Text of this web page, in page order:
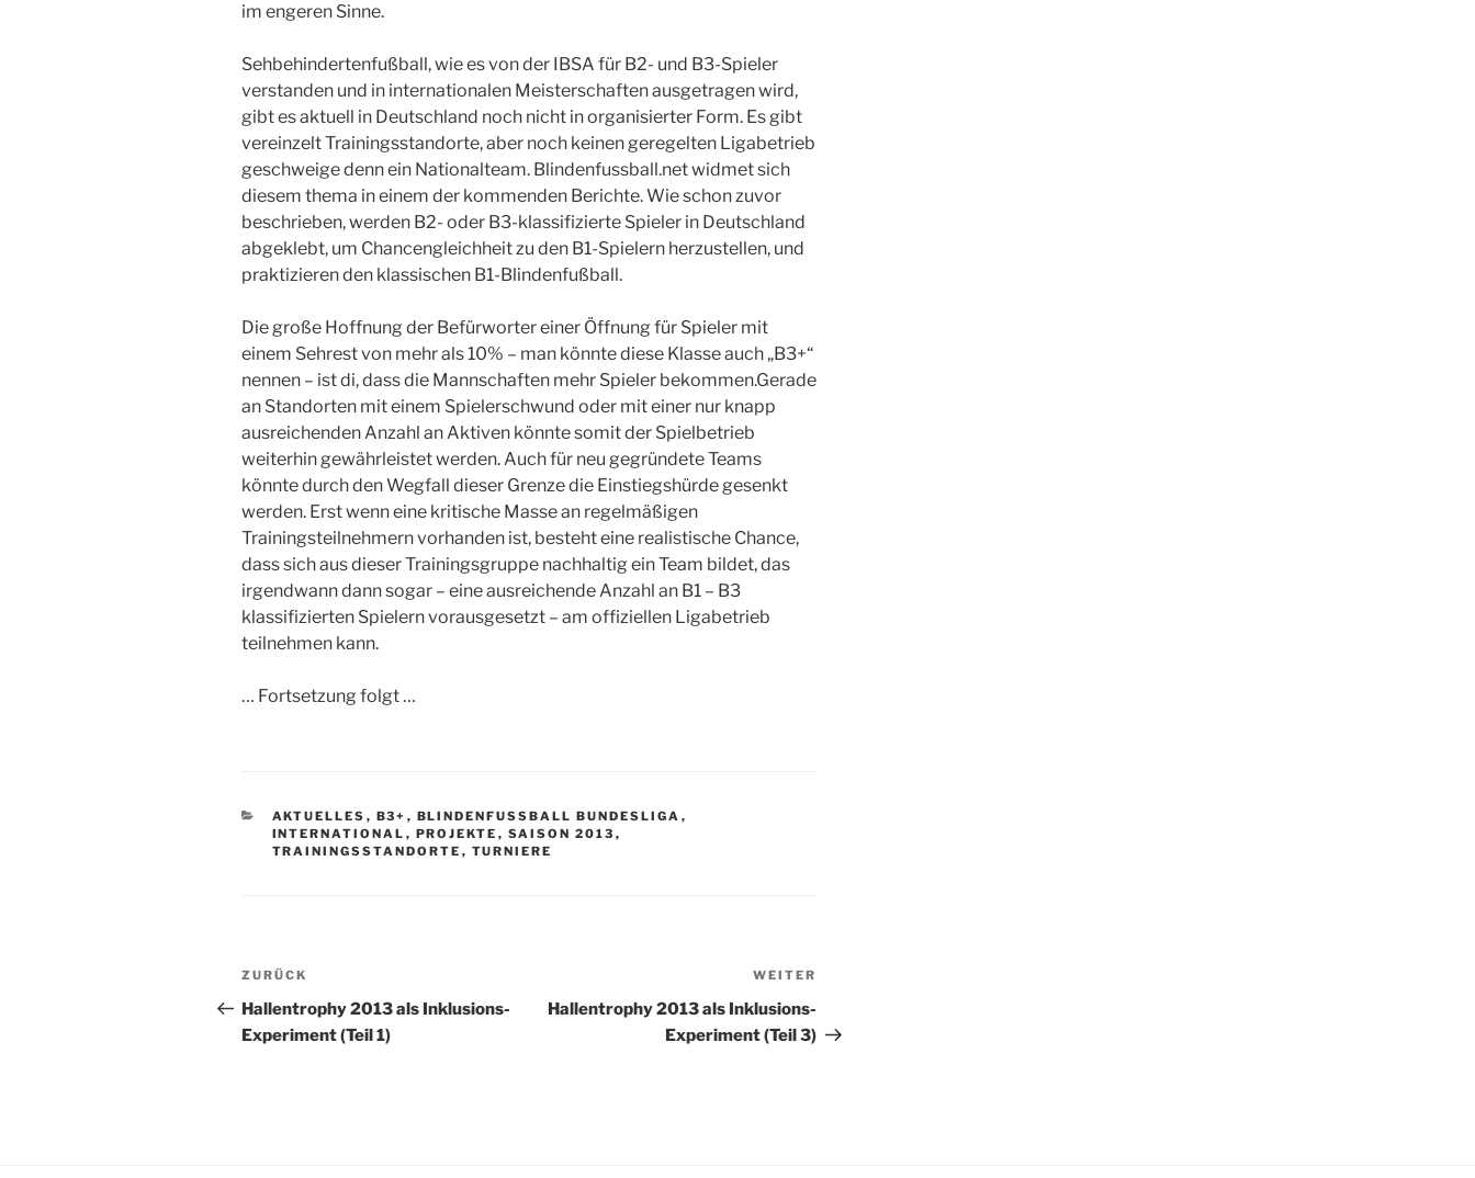
im engeren Sinne.
Sehbehindertenfußball, wie es von der IBSA für B2- und B3-Spieler
verstanden und in internationalen Meisterschaften ausgetragen wird,
gibt es aktuell in Deutschland noch nicht in organisierter Form. Es gibt
vereinzelt Trainingsstandorte, aber noch keinen geregelten Ligabetrieb
geschweige denn ein Nationalteam. Blindenfussball.net widmet sich
diesem thema in einem der kommenden Berichte. Wie schon zuvor
beschrieben, werden B2- oder B3-klassifizierte Spieler in Deutschland
abgeklebt, um Chancengleichheit zu den B1-Spielern herzustellen, und
praktizieren den klassischen B1-Blindenfußball.
Die große Hoffnung der Befürworter einer Öffnung für Spieler mit
einem Sehrest von mehr als 10% – man könnte diese Klasse auch „B3+“
nennen – ist di, dass die Mannschaften mehr Spieler bekommen.Gerade
an Standorten mit einem Spielerschwund oder mit einer nur knapp
ausreichenden Anzahl an Aktiven könnte somit der Spielbetrieb
weiterhin gewährleistet werden. Auch für neu gegründete Teams
könnte durch den Wegfall dieser Grenze die Einstiegshürde gesenkt
werden. Erst wenn eine kritische Masse an regelmäßigen
Trainingsteilnehmern vorhanden ist, besteht eine realistische Chance,
dass sich aus dieser Trainingsgruppe nachhaltig ein Team bildet, das
irgendwann dann sogar – eine ausreichende Anzahl an B1 – B3
klassifizierten Spielern vorausgesetzt – am offiziellen Ligabetrieb
teilnehmen kann.
… Fortsetzung folgt …
KATEGORIEN
AKTUELLES , B3+ , BLINDENFUSSBALL BUNDESLIGA
,
INTERNATIONAL , PROJEKTE , SAISON 2013 ,
TRAININGSSTANDORTE , TURNIERE
Beitragsnavigation
Vorheriger
Beitrag
ZURÜCK
Hallentrophy 2013 als Inklusions-
Experiment (Teil 1)
WEITER
Hallentrophy 2013 als Inklusions-
Experiment (Teil 3)